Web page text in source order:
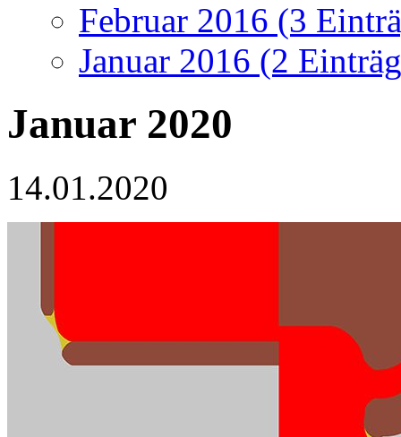
Februar 2016 (3
Januar 2016 (2
Januar 2020
14.01.2020